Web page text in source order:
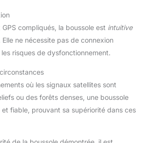
compliqués, la boussole est intuitive
Elle ne nécessite pas de connexion
risques de dysfonctionnement.
où les signaux satellites sont
ou des forêts denses, une boussole
fiable, prouvant sa supériorité dans ces